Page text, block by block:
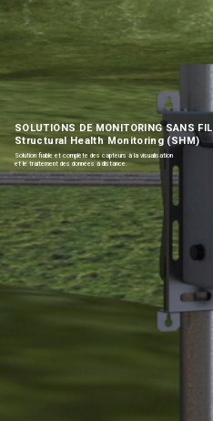
SOLUTIONS DE MONITORING SANS FIL
Structural Health Monitoring (SHM)
Solution fiable et complète des capteurs à la visualisation
et le traitement des données à distance.